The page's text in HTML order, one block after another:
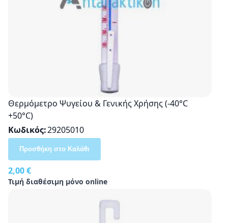
Θερμόμετρο Ψυγείου & Γενικής Χρήσης (-40°C
+50°C)
Κωδικός 29205010
2,00 €
Τιμή διαθέσιμη μόνο online
Προσθήκη στο Καλάθι